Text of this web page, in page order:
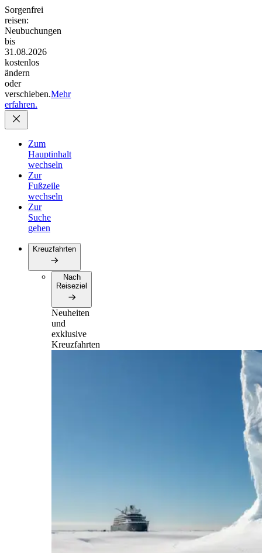
Sorgenfrei
reisen:
Neubuchungen
bis
31.08.2026
kostenlos
ändern
oder
verschieben.Mehr
erfahren.
Zum
Hauptinhalt
wechseln
Zur
Fußzeile
wechseln
Zur
Suche
gehen
Kreuzfahrten
Nach
Reiseziel
Neuheiten
und
exklusive
Kreuzfahrten